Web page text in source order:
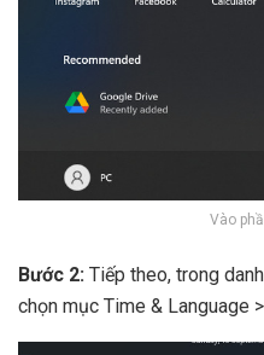
Vào
Bước 2: Tiếp theo, trong
chọn mục Time & Language